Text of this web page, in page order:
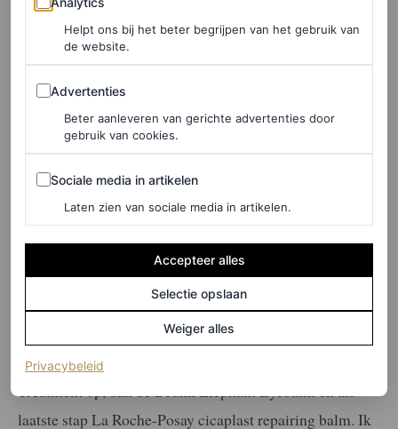
Hoe ziet jouw skincareroutine eruit?
“Mijn make-up haal ik eraf met de Pro-Collagen
Cleansing Balm, daarna gebruik ik nogmaals een
cleanser. Op dit moment de Golden Face Cleanser van
Keys. Vervolgens breng ik de Vichy Minéral 89 Serum
Booster aan, daarna doe ik van Paula’s Choice de Calm
Repairing Serum en de Clinical 1 procent Retinol
Treatment op, dan de Drunk Elephant Eyebalm en als
laatste stap La Roche-Posay cicaplast repairing balm. Ik
Helpt ons bij het beter begrijpen van het gebruik van
de website.
Advertenties
Advertenties
Beter aanleveren van gerichte advertenties door
gebruik van cookies.
Sociale media in artikelen
Sociale media in artikelen
Laten zien van sociale media in artikelen.
Accepteer alles
Selectie opslaan
Weiger alles
Privacybeleid